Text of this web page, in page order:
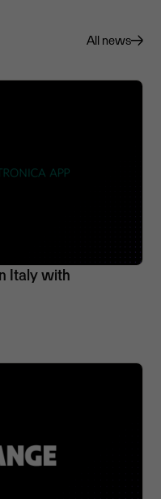
All news
Italy with